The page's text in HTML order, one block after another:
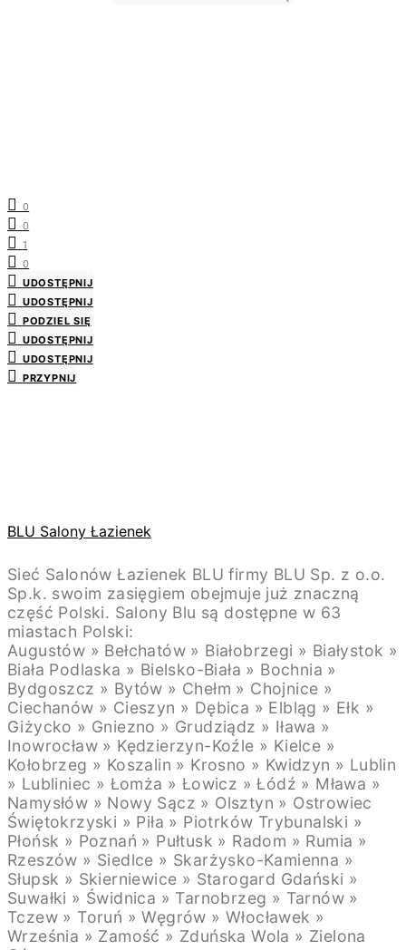
0
0
1
0
UDOSTĘPNIJ
UDOSTĘPNIJ
PODZIEL SIĘ
UDOSTĘPNIJ
UDOSTĘPNIJ
PRZYPNIJ
BLU Salony Łazienek
Sieć Salonów Łazienek BLU firmy BLU Sp. z o.o.
Sp.k. swoim zasięgiem obejmuje już znaczną
część Polski. Salony Blu są dostępne w 63
miastach Polski:
Augustów » Bełchatów » Białobrzegi » Białystok »
Biała Podlaska » Bielsko-Biała » Bochnia »
Bydgoszcz » Bytów » Chełm » Chojnice »
Ciechanów » Cieszyn » Dębica » Elbląg » Ełk »
Giżycko » Gniezno » Grudziądz » Iława »
Inowrocław » Kędzierzyn-Koźle » Kielce »
Kołobrzeg » Koszalin » Krosno » Kwidzyn » Lublin
» Lubliniec » Łomża » Łowicz » Łódź » Mława »
Namysłów » Nowy Sącz » Olsztyn » Ostrowiec
Świętokrzyski » Piła » Piotrków Trybunalski »
Płońsk » Poznań » Pułtusk » Radom » Rumia »
Rzeszów » Siedlce » Skarżysko-Kamienna »
Słupsk » Skierniewice » Starogard Gdański »
Suwałki » Świdnica » Tarnobrzeg » Tarnów »
Tczew » Toruń » Węgrów » Włocławek »
Września » Zamość » Zduńska Wola » Zielona